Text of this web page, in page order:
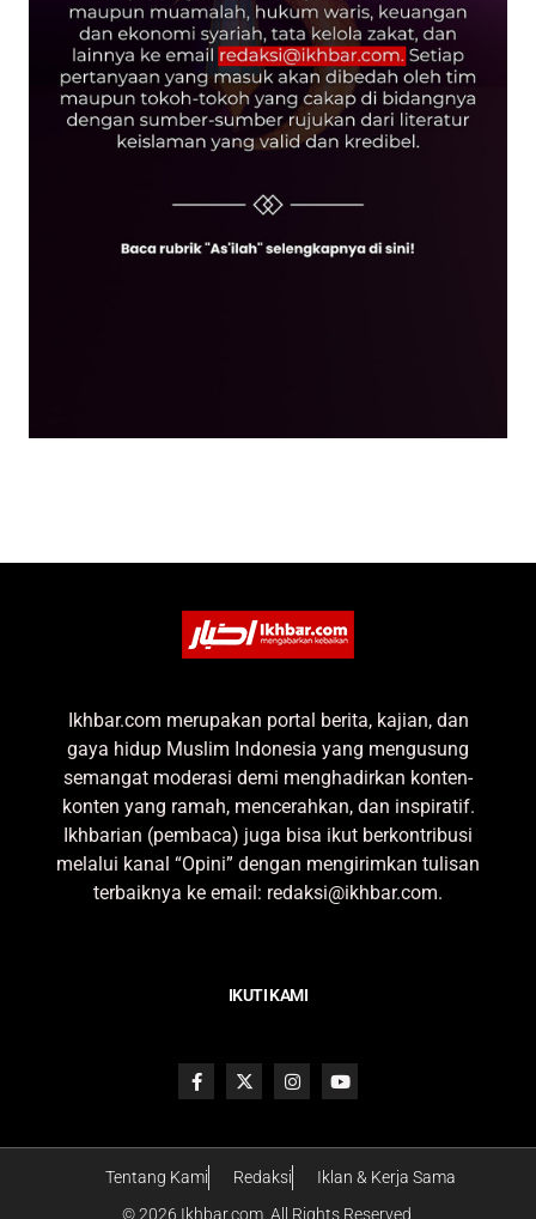
Ikhbar.com merupakan portal berita, kajian, dan
gaya hidup Muslim Indonesia yang mengusung
semangat moderasi demi menghadirkan konten-
konten yang ramah, mencerahkan, dan inspiratif.
Ikhbarian (pembaca) juga bisa ikut berkontribusi
melalui kanal “Opini” dengan mengirimkan tulisan
terbaiknya ke email: redaksi@ikhbar.com.
IKUTI KAMI
© 2026 Ikhbar.com. All Rights Reserved.
Tentang Kami Redaksi Iklan & Kerja Sama